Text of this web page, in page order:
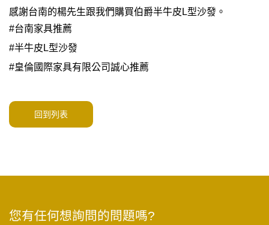
感謝台南的楊先生跟我們購買伯爵半牛皮L型沙發。
#台南家具推薦
#半牛皮L型沙發
#皇倫國際家具有限公司誠心推薦
回到列表
您有任何想詢問的問題嗎?